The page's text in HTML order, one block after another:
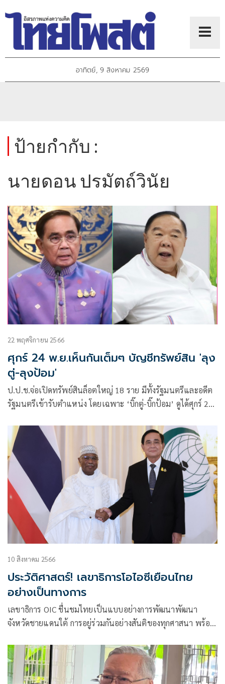
อาทิตย์, 9 สิงหาคม 2569
ป้ายกำกับ :
นายดอน ปรมัตถ์วินัย
22 พฤศจิกายน 2566
ศุกร์ 24 พ.ย.เห็นกันเต็มๆ บัญชีทรัพย์สิน 'ลุง
ตู่-ลุงป้อม'
ป.ป.ช.จ่อเปิดทรัพย์สินล็อตใหญ่ 18 ราย มีทั้งรัฐมนตรีและอดีต
รัฐมนตรีเข้ารับตำแหน่ง โดยเฉพาะ ‘บิ๊กตู่-บิ๊กป้อม’ ดูได้ศุกร์ 24
10 สิงหาคม 2566
ประวัติศาสตร์! เลขาธิการโอไอซีเยือนไทย
อย่างเป็นทางการ
เลขาธิการ OIC ชื่นชมไทยเป็นแบบอย่างการพัฒนาพัฒนา
จังหวัดชายแดนใต้ การอยู่ร่วมกันอย่างสันติของทุกศาสนา พร้อม
แอฟริกา